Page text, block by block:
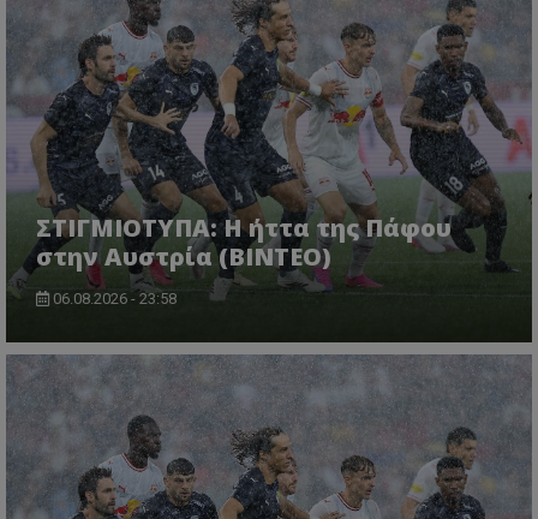
ΣΤΙΓΜΙΟΤΥΠΑ: Η ήττα της Πάφου
στην Αυστρία (ΒΙΝΤΕΟ)
06.08.2026 - 23:58